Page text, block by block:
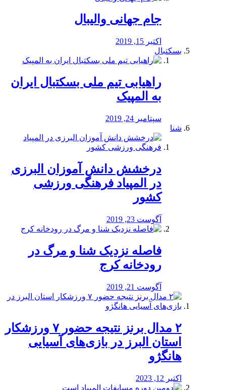
جام جهانی والیبال
اکتبر 15, 2019
بسکتبال
راهیابی تیم ملی بسکتبال ایران
به المپیک
سپتامبر 24, 2019
شنا
درخشش دانش آموزان البرزی
در المپیاد فرهنگی ورزشی
کشور
آگوست 23, 2019
️فاصله نزدیک شنا و مرگ در
رودخانه کرج
آگوست 21, 2019
۲ مدال برنز نتیجه حضور ۷ ورزشکار
استان البرز در بازی‌های آسیایی
هانگژو
اکتبر 12, 2023